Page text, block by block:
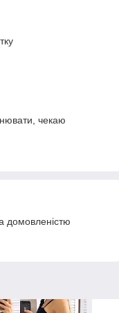
чекаю
домовленістю